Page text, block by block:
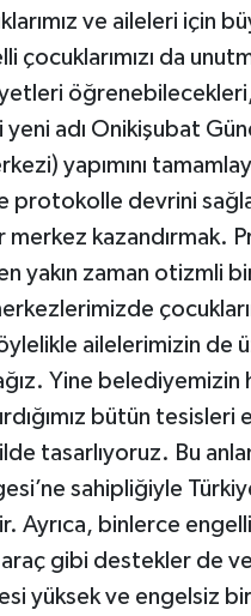
ve aileleri için
çocuklarımızı da
adı Onikişubat
yapımını
protokolle devrini
kazandırmak.
yakın zaman otizmli
ailelerimizin de
Yine belediyemizin
bütün
tasarlıyoruz. Bu
sahipliğiyle
Ayrıca, binlerce
gibi destekler de
yüksek ve engelsiz